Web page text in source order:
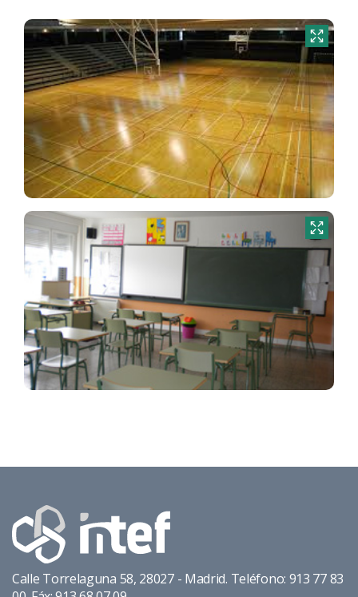
Calle Torrelaguna 58, 28027 - Madrid. Teléfono: 913 77 83